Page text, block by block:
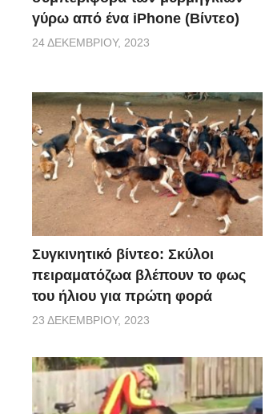
γύρω από ένα iPhone (Βίντεο)
24 ΔΕΚΕΜΒΡΊΟΥ, 2023
Συγκινητικό βίντεο: Σκύλοι
πειραματόζωα βλέπουν το φως
του ήλιου για πρώτη φορά
23 ΔΕΚΕΜΒΡΊΟΥ, 2023